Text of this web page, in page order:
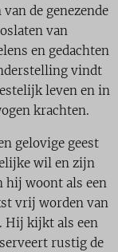
de genezende
van
en gedachten
vindt
leven en in
krachten.
gelovige geest
wil en zijn
hij woont als een
vrij worden van
Hij kijkt als een
rustig de